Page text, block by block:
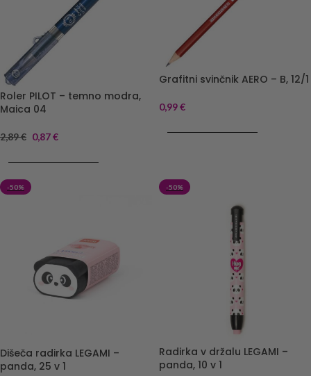
Roler PILOT – temno modra,
Maica 04
2,89€ 0,87€
Grafitni svinčnik AERO – B, 12/1
0,99€
-50%
Dišeča radirka LEGAMI –
panda, 25 v 1
-50%
Radirka v držalu LEGAMI –
panda, 10 v 1